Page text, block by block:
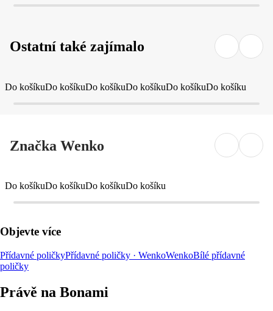
Ostatní také zajímalo
Do košíkuDo košíkuDo košíkuDo košíkuDo košíkuDo košíku
Značka Wenko
Do košíkuDo košíkuDo košíkuDo košíku
Objevte více
Přídavné poličkyPřídavné poličky · WenkoWenkoBílé přídavné
poličky
Právě na Bonami